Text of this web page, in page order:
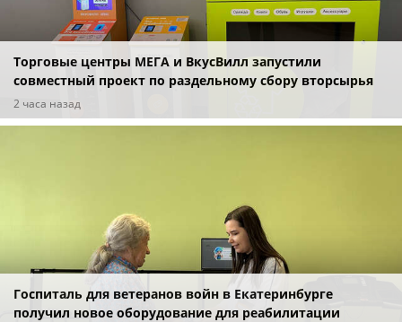
Торговые центры МЕГА и ВкусВилл запустили
совместный проект по раздельному сбору вторсырья
2 часа назад
Госпиталь для ветеранов войн в Екатеринбурге
получил новое оборудование для реабилитации